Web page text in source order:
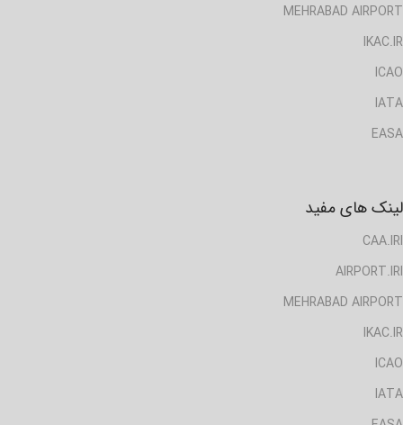
MEHRABAD AIRPORT
IKAC.IR
ICAO
IATA
EASA
لینک های مفید
CAA.IRI
AIRPORT.IRI
MEHRABAD AIRPORT
IKAC.IR
ICAO
IATA